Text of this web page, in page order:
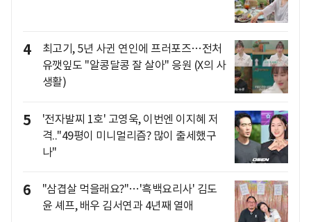
4
최고기, 5년 사귄 연인에 프러포즈…전처
유깻잎도 "알콩달콩 잘 살아" 응원 (X의 사
생활)
5
'전자발찌 1호' 고영욱, 이번엔 이지혜 저
격.."49평이 미니멀리즘? 많이 출세했구
나"
6
"삼겹살 먹을래요?"…'흑백요리사' 김도
윤 셰프, 배우 김서연과 4년째 열애